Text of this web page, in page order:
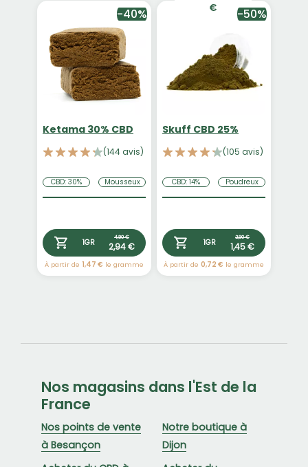
-40%
Ketama 30% CBD
(144 avis)
CBD: 30% Mousseux
1GR
4,90 €
2,94 €
À partir de 1,47 € le gramme
-50%
Skuff CBD 25%
(105 avis)
CBD: 14% Poudreux
1GR
2,90 €
1,45 €
À partir de 0,72 € le gramme
Nos magasins dans l'Est de la
France
Nos points de vente
à Besançon
Notre boutique à
Dijon